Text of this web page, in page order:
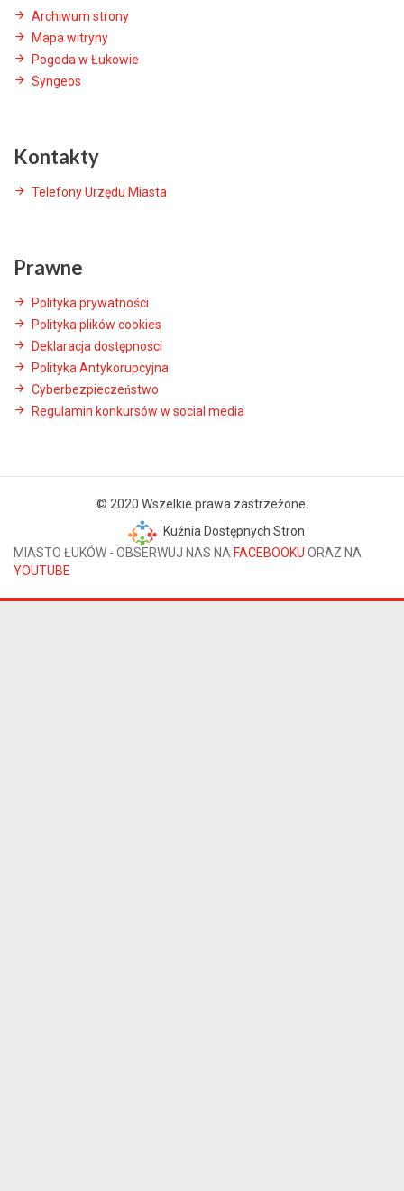
Archiwum strony
Mapa witryny
Pogoda w Łukowie
Syngeos
Kontakty
Telefony Urzędu Miasta
Prawne
Polityka prywatności
Polityka plików cookies
Deklaracja dostępności
Polityka Antykorupcyjna
Cyberbezpieczeństwo
Regulamin konkursów w social media
© 2020 Wszelkie prawa zastrzeżone.
Kuźnia Dostępnych Stron
MIASTO ŁUKÓW - OBSERWUJ NAS NA FACEBOOKU ORAZ NA
YOUTUBE